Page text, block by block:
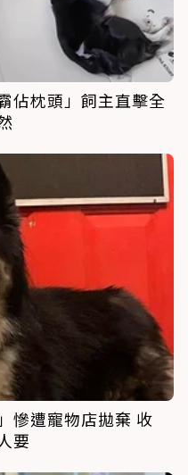
佔枕頭」飼主直擊全
慘遭寵物店拋棄 收
要